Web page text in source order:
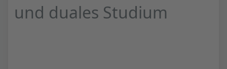
und duales Studium